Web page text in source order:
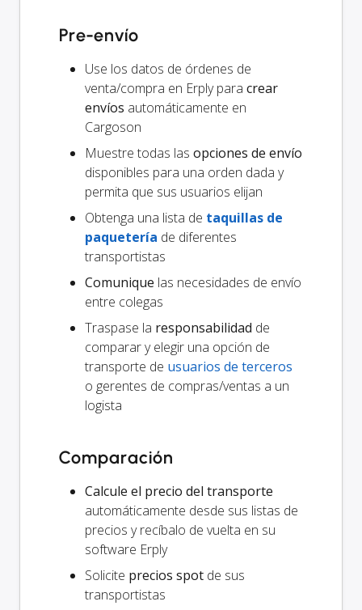
Pre-envío
Use los datos de órdenes de
venta/compra en Erply para crear
envíos automáticamente en
Cargoson
Muestre todas las opciones de envío
disponibles para una orden dada y
permita que sus usuarios elijan
Obtenga una lista de taquillas de
paquetería de diferentes
transportistas
Comunique las necesidades de envío
entre colegas
Traspase la responsabilidad de
comparar y elegir una opción de
transporte de usuarios de terceros
o gerentes de compras/ventas a un
logista
Comparación
Calcule el precio del transporte
automáticamente desde sus listas de
precios y recíbalo de vuelta en su
software Erply
Solicite precios spot de sus
transportistas